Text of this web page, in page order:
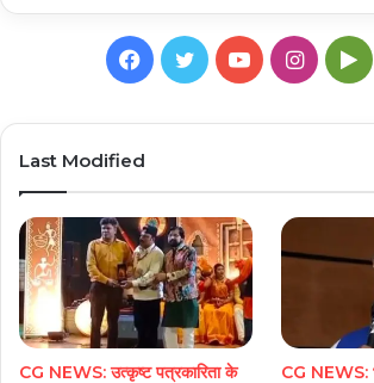
Facebook
TwitterYouTube
Last Modified
CG NEWS: उत्कृष्ट पत्रकारिता के
CG NEWS: